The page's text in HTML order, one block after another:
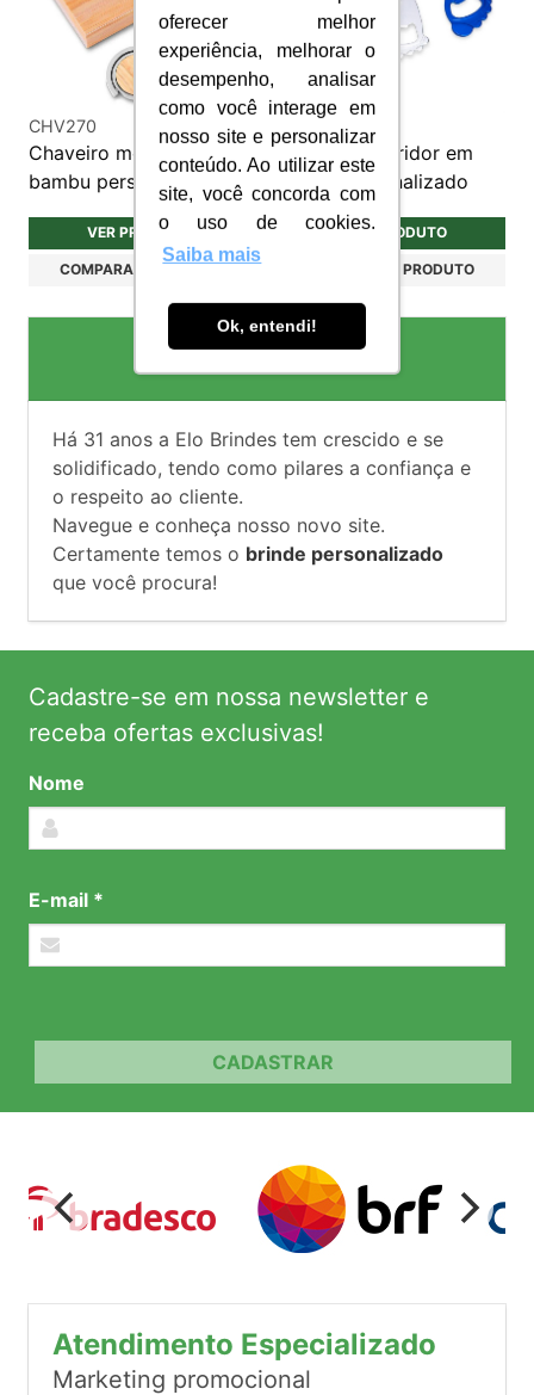
oferecer melhor
experiência, melhorar o
desempenho, analisar
como você interage em
nosso site e personalizar
conteúdo. Ao utilizar este
site, você concorda com
o uso de cookies.
Saiba mais
Ok, entendi!
CHV270
Chaveiro metal e
bambu personalizado
VER PRODUTO
COMPARAR PRODUTO
CHV279
Chaveiro Abridor em
Metal Personalizado
VER PRODUTO
COMPARAR PRODUTO
Brindes Personalizados
Há 31 anos a Elo Brindes tem crescido e se
solidificado, tendo como pilares a confiança e
o respeito ao cliente.
Navegue e conheça nosso novo site.
Certamente temos o brinde personalizado
que você procura!
Cadastre-se em nossa newsletter e
receba ofertas exclusivas!
Nome
E-mail *
CADASTRAR
Atendimento Especializado
Marketing promocional